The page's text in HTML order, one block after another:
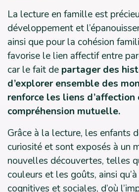
La lecture en famille est
développement et
ainsi que pour la cohésion
favorise le lien affectif entre
car le fait de partager des
d’explorer ensemble des
renforce les liens d’affection
compréhension mutuelle.
Grâce à la lecture, les enfants
curiosité et sont exposés à un
nouvelles découvertes, telles
couleurs et les goûts, ainsi
cognitives et sociales, d’où